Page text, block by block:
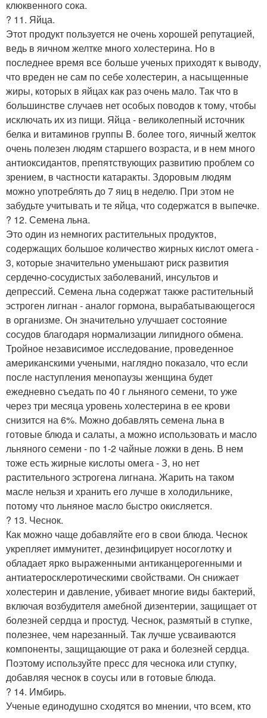
клюквенного сока.
? 11. Яйца.
Этот продукт пользуется не очень хорошей репутацией,
ведь в яичном желтке много холестерина. Но в
последнее время все больше ученых приходят к выводу,
что вреден не сам по себе холестерин, а насыщенные
жиры, которых в яйцах как раз очень мало. Так что в
большинстве случаев нет особых поводов к тому, чтобы
исключать их из пищи. Яйца - великолепный источник
белка и витаминов группы B. более того, яичный желток
очень полезен людям старшего возраста, и в нем много
антиоксидантов, препятствующих развитию проблем со
зрением, в частности катаракты. Здоровым людям
можно употреблять до 7 яиц в неделю. При этом не
забудьте учитывать и те яйца, что содержатся в выпечке.
? 12. Семена льна.
Это один из немногих растительных продуктов,
содержащих большое количество жирных кислот омега -
3, которые значительно уменьшают риск развития
сердечнo-сосудистых заболеваний, инсультов и
депрессий. Семена льна содержат также растительный
эстроген лигнан - аналог гормона, вырабатывающегося
в организме. Он значительно улучшает состояние
сосудов благодаря нормализации липидного обмена.
Тройное независимое исследование, проведенное
американскими учеными, наглядно показало, что если
после наступления менопаузы женщина будет
ежедневно съедать по 40 г льняного семени, то уже
через три месяца уровень холестерина в ее крови
снизится на 6%. Можно добавлять семена льна в
готовые блюда и салаты, а можно использовать и масло
льняного семени - по 1-2 чайные ложки в день. В нем
тоже есть жирные кислоты омега - З, но нет
растительного эстрогена лигнана. Жарить на таком
масле нельзя и хранить его лучше в холодильнике,
потому что льняное масло быстро окисляется.
? 13. Чеснок.
Как можно чаще добавляйте его в свои блюда. Чеснок
укрепляет иммунитет, дезинфицирует носоглотку и
обладает ярко выраженными антиканцерогенными и
антиатеросклеротическими свойствами. Он снижает
холестерин и давление, убивает многие виды бактерий,
включая возбудителя амебной дизентерии, защищает от
болезней сердца и простуд. Чеснок, размятый в ступке,
полезнее, чем нарезанный. Так лучше усваиваются
компоненты, защищающие от рака и болезней сердца.
Поэтому используйте пресс для чеснока или ступку,
добавляя чеснок в соусы или в готовые блюда.
? 14. Имбирь.
Ученые единодушно сходятся во мнении, что всем, кто